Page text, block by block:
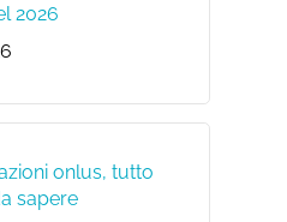
2026
onlus, tutto
sapere